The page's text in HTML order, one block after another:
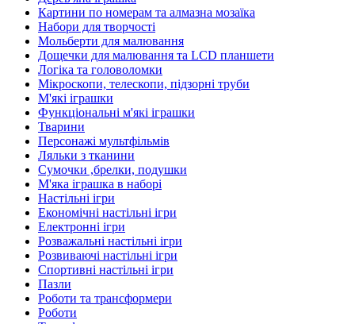
Картини по номерам та алмазна мозаїка
Набори для творчості
Мольберти для малювання
Дощечки для малювання та LCD планшети
Логіка та головоломки
Мікроскопи, телескопи, підзорні труби
М'які іграшки
Функціональні м'які іграшки
Тварини
Персонажі мультфільмів
Ляльки з тканини
Сумочки ,брелки, подушки
М'яка іграшка в наборі
Настільні ігри
Економічні настільні ігри
Електронні ігри
Розважальні настільні ігри
Розвиваючі настільні ігри
Спортивні настільні ігри
Пазли
Роботи та трансформери
Роботи